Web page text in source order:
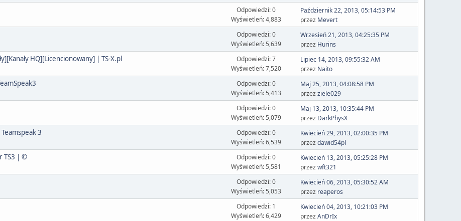
Odpowiedzi: 0
Wyświetleń: 4,883
Październik 22, 2013, 05:14:53 PM
przez Mevert
Odpowiedzi: 0
Wyświetleń: 5,639
Wrzesień 21, 2013, 04:25:35 PM
przez Hurins
HQ][Licencionowany] | TS-X.pl
Odpowiedzi: 7
Wyświetleń: 7,520
Lipiec 14, 2013, 09:55:32 AM
przez Naito
Odpowiedzi: 0
Wyświetleń: 5,413
Maj 25, 2013, 04:08:58 PM
przezziele029
Odpowiedzi: 0
Wyświetleń: 5,079
Maj 13, 2013, 10:35:44 PM
przez DarkPhysX
3
Odpowiedzi: 0
Wyświetleń: 6,539
Kwiecień 29, 2013, 02:00:35 PM
przezdawid54pl
TS3 | ©
Odpowiedzi: 0
Wyświetleń: 5,581
Kwiecień 13, 2013, 05:25:28 PM
przezwft321
Odpowiedzi: 0
Wyświetleń: 5,053
Kwiecień 06, 2013, 05:30:52 AM
przez reaperos
Odpowiedzi: 1
Wyświetleń: 6,429
Kwiecień 04, 2013, 10:21:03 PM
przezAnDrIx